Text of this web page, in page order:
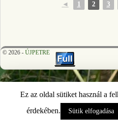
◄ 1 2 3
© 2026 - ÚJPETRE
Ez az oldal sütiket használ a
érdekében.
Sütik elfogadása